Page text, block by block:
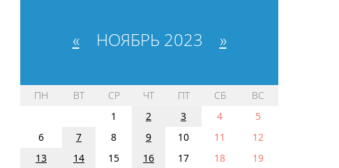
«НОЯБРЬ 2023 »
ПН ВТ СР ЧТ ПТ СБ
ВС
1
2 3 4
5
6
7 8 9 10 11
12
13
14 15 16 17 18
19